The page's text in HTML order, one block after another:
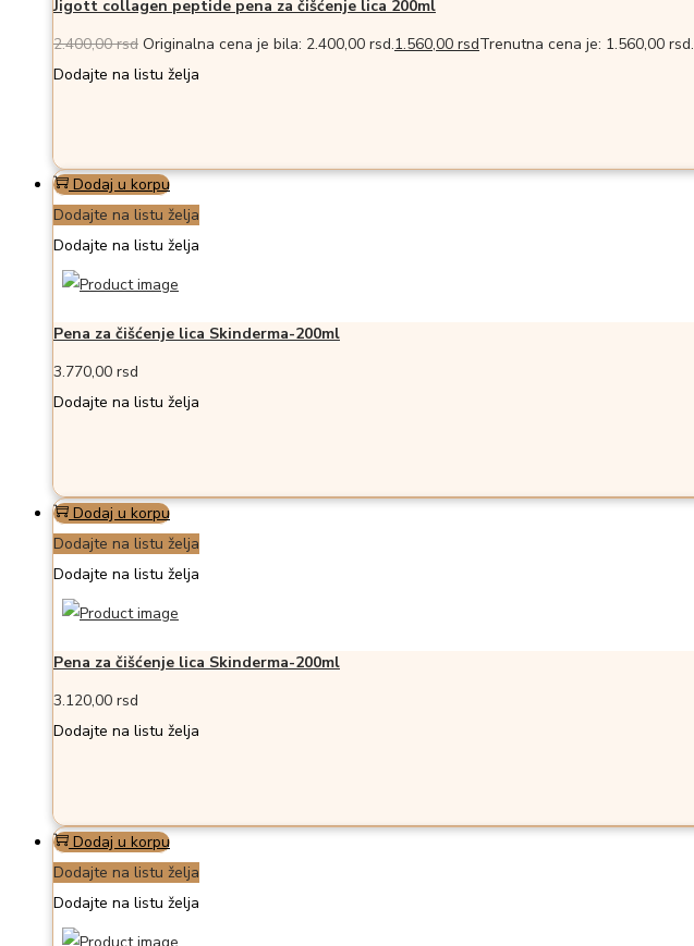
Jigott collagen peptide pena za čišćenje lica 200ml
2.400,00rsd Originalna cena je bila: 2.400,00 rsd.1.560,00 rsdTrenutna cena je: 1.560,00 rsd.
Dodajte na listu želja
Dodaj u korpu
Dodajte na listu želja
Dodajte na listu želja
Pena za čišćenje lica Skinderma-200ml
3.770,00 rsd
Dodajte na listu želja
Dodaj u korpu
Dodajte na listu želja
Dodajte na listu želja
Pena za čišćenje lica Skinderma-200ml
3.120,00 rsd
Dodajte na listu želja
Dodaj u korpu
Dodajte na listu želja
Dodajte na listu želja